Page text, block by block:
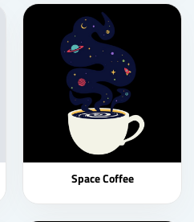
Space Coffee